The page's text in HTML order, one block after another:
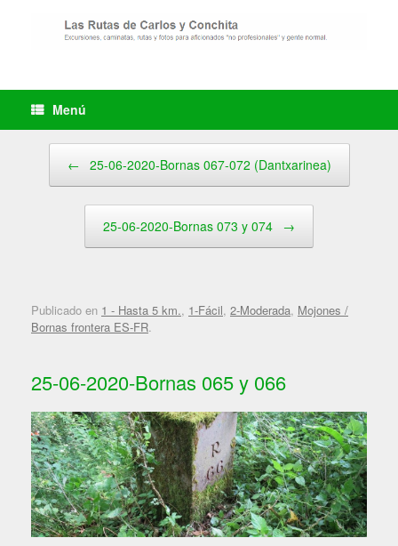
Menú
← 25-06-2020-Bornas 067-072 (Dantxarinea)
25-06-2020-Bornas 073 y 074 →
Publicado en 1 - Hasta 5 km., 1-Fácil, 2-Moderada, Mojones /
Bornas frontera ES-FR.
25-06-2020-Bornas 065 y 066